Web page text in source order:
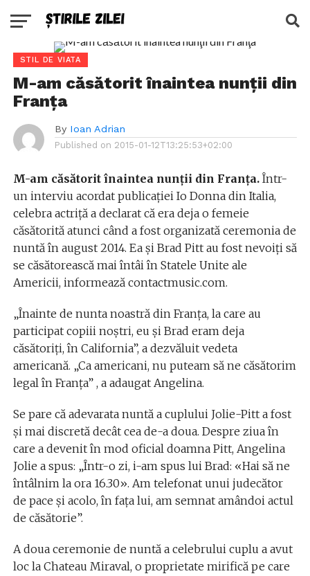
STIL DE VIATA
M-am căsătorit înaintea nunţii din
Franţa
By Ioan Adrian
Published on 2015-01-12T13:25:53+02:00
M-am căsătorit înaintea nunţii din Franţa.Într-
un interviu acordat publicaţiei Io Donna din Italia,
celebra actriţă a declarat că era deja o femeie
căsătorită atunci când a fost organizată ceremonia de
nuntă în august 2014. Ea şi Brad Pitt au fost nevoiţi să
se căsătorească mai întâi în Statele Unite ale
Americii, informează contactmusic.com.
„Înainte de nunta noastră din Franţa, la care au
participat copiii noştri, eu şi Brad eram deja
căsătoriţi, în California”, a dezvăluit vedeta
americană. „Ca americani, nu puteam să ne căsătorim
legal în Franţa” , a adaugat Angelina.
Se pare că adevarata nuntă a cuplului Jolie-Pitt a fost
şi mai discretă decât cea de-a doua. Despre ziua în
care a devenit în mod oficial doamna Pitt, Angelina
Jolie a spus: „Într-o zi, i-am spus lui Brad: «Hai să ne
întâlnim la ora 16.30». Am telefonat unui judecător
de pace şi acolo, în faţa lui, am semnat amândoi actul
de căsătorie”.
A doua ceremonie de nuntă a celebrului cuplu a avut
loc la Chateau Miraval, o proprietate mirifică pe care